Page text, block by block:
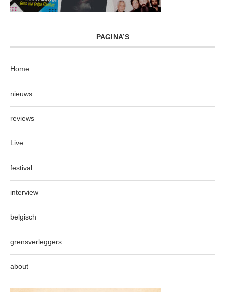
PAGINA’S
Home
nieuws
reviews
Live
festival
interview
belgisch
grensverleggers
about